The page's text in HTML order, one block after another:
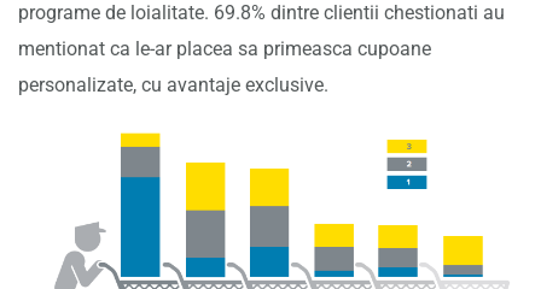
programe de loialitate. 69.8% dintre clientii chestionati au
mentionat ca le-ar placea sa primeasca cupoane
personalizate, cu avantaje exclusive.